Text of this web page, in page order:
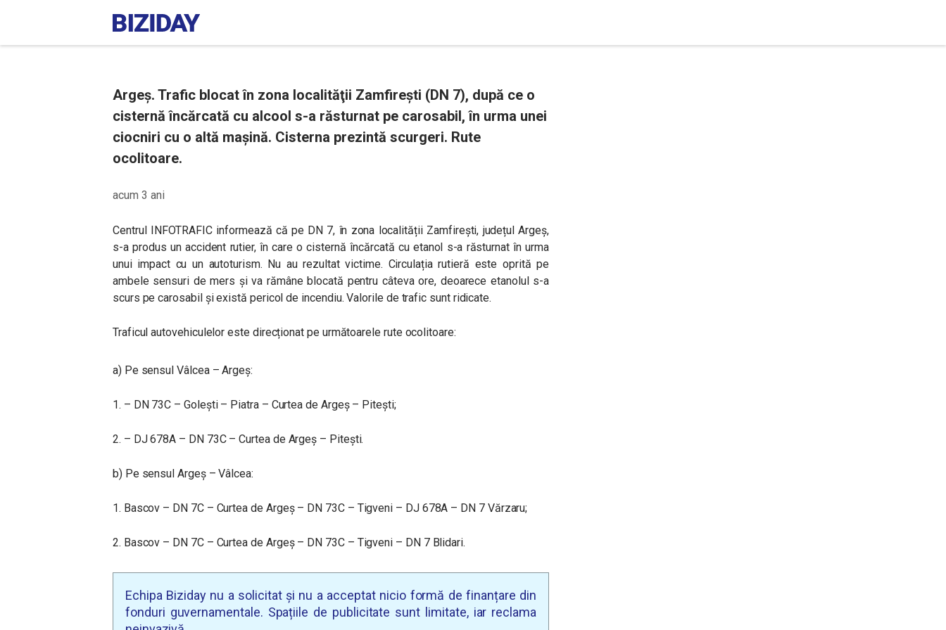
Argeş. Trafic blocat în zona localităţii Zamfireşti (DN 7), după ce o
cisternă încărcată cu alcool s-a răsturnat pe carosabil, în urma unei
ciocniri cu o altă maşină. Cisterna prezintă scurgeri. Rute
ocolitoare.
acum 3 ani
Centrul INFOTRAFIC informează că pe DN 7, în zona localității Zamfirești, județul Argeș,
s-a produs un accident rutier, în care o cisternă încărcată cu etanol s-a răsturnat în urma
unui impact cu un autoturism. Nu au rezultat victime. Circulația rutieră este oprită pe
ambele sensuri de mers şi va rămâne blocată pentru câteva ore, deoarece etanolul s-a
scurs pe carosabil și există pericol de incendiu. Valorile de trafic sunt ridicate.
Traficul autovehiculelor este direcționat pe următoarele rute ocolitoare:
a) Pe sensul Vâlcea – Argeș:
1. – DN 73C – Golești – Piatra – Curtea de Argeș – Pitești;
2. – DJ 678A – DN 73C – Curtea de Argeș – Pitești.
b) Pe sensul Argeș – Vâlcea:
1. Bascov – DN 7C – Curtea de Argeș – DN 73C – Tigveni – DJ 678A – DN 7 Vărzaru;
2. Bascov – DN 7C – Curtea de Argeș – DN 73C – Tigveni – DN 7 Blidari.
Echipa Biziday nu a solicitat și nu a acceptat nicio formă de finanțare din
fonduri guvernamentale. Spațiile de publicitate sunt limitate, iar reclama